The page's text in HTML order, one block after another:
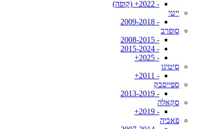
- 2022+ (קופה)
ייטי
- 2009-2018
סופרב
- 2008-2015
- 2015-2024
- 2025+
סיטיגו
- 2011+
ספייסבק
- 2013-2019
סקאלה
- 2019+
פאביה